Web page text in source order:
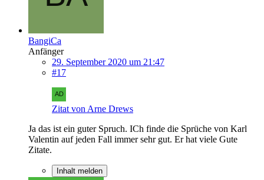
BangiCa
Anfänger
29. September 2020 um 21:47
#17
Zitat von Arne Drews
Ja das ist ein guter Spruch. ICh finde die Sprüche von Karl
Valentin auf jeden Fall immer sehr gut. Er hat viele Gute
Zitate.
Inhalt melden